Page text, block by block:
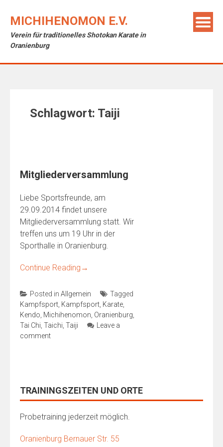
MICHIHENOMON E.V.
Verein für traditionelles Shotokan Karate in
Oranienburg
Schlagwort: Taiji
Mitgliederversammlung
Liebe Sportsfreunde, am
29.09.2014 findet unsere
Mitgliederversammlung statt. Wir
treffen uns um 19 Uhr in der
Sporthalle in Oranienburg.
Continue Reading →
Posted in Allgemein
Tagged
Kampfsport Kampfsport Karate
Kendo Michihenomon Oranienburg
Tai Chi Taichi Taiji
Leave a
comment
TRAININGSZEITEN UND ORTE
Probetraining jederzeit möglich.
Oranienburg Bernauer Str. 55